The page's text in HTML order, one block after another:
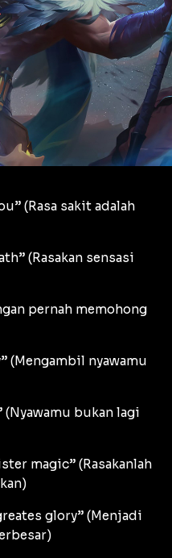
(Rasa sakit adalah
(Rasakan sensasi
pernah memohong
(Mengambil nyawamu
bukan lagi
magic” (Rasakanlah
glory” (Menjadi